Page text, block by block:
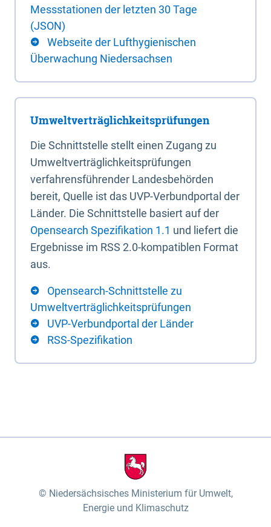
Messstationen der letzten 30 Tage
(JSON)
Webseite der Lufthygienischen
Überwachung Niedersachsen
Umweltverträglichkeitsprüfungen
Die Schnittstelle stellt einen Zugang zu
Umweltverträglichkeitsprüfungen
verfahrensführender Landesbehörden
bereit, Quelle ist das UVP-Verbundportal der
Länder. Die Schnittstelle basiert auf der
Opensearch Spezifikation 1.1 und liefert die
Ergebnisse im RSS 2.0-kompatiblen Format
aus.
Opensearch-Schnittstelle zu
Umweltverträglichkeitsprüfungen
UVP-Verbundportal der Länder
RSS-Spezifikation
Niedersächsisches Ministerium für Umwelt,
Energie und Klimaschutz